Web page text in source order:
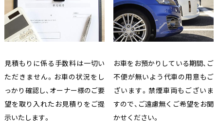
見積もりに係る手数料は一切い
ただきません。お車の状況をし
っかり確認し、オーナー様のご要
望を取り入れたお見積りをご提
示いたします。
お車をお預かりしている期間、ご
不便が無いよう代車の用意もご
ざいます。禁煙車両もございま
すので、ご遠慮無くご希望をお聞
かせください。